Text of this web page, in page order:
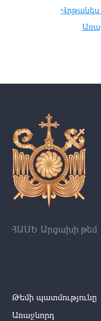
Վրթանես
ՀԱՍԵ Արցախի թեմ
Թեմի պատմությունը
Առաջնորդ